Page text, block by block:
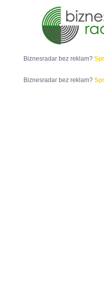
Biznesradar bez reklam?
Biznesradar bez reklam?